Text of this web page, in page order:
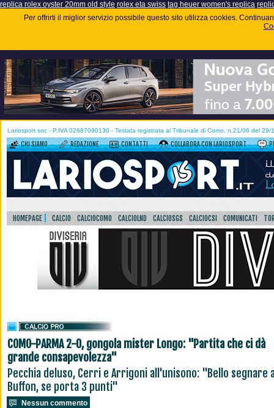
replica rolex oyster 20mm old style rolex eta swiss tag heuer women's replica
Per offrirti il miglior servizio possibile questo sito utilizza cookies.
Lariosport snc - P.IVA 02687090130 - Testata registrata al Tribunale di Como, n.21/06 del 29/
CHI SIAMO REDAZIONE CONTATTI COLLABORA CON LARIOSPORT
HOMEPAGE CALCIO CALCIOCOMO CALCIOLND CALCIOSGS CALCIOCSI COMUNICATI
COMO-PARMA 2-0, gongola mister Longo: "Partita che ci dà
grande consapevolezza"
Pecchia deluso, Cerri e Arrigoni all'unisono: "Bello segnare
Buffon, se porta 3 punti"
Nessun commento